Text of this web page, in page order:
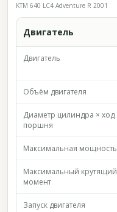
KTM 640 LC4 Adventure R 2001
Двигатель
Двигатель
Объём двигателя
Диаметр цилиндра × ход
поршня
Максимальная мощность
Максимальный крутящий
момент
Запуск двигателя